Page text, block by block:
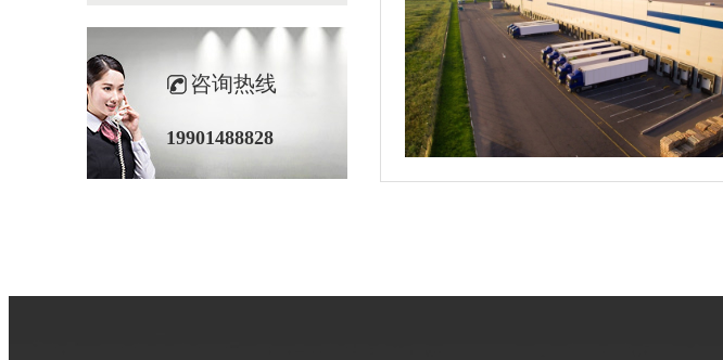
咨询热线
19901488828